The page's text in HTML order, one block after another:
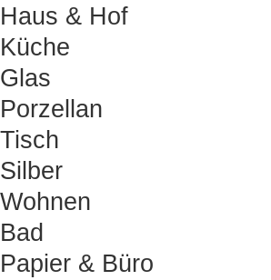
Haus & Hof
Küche
Glas
Porzellan
Tisch
Silber
Wohnen
Bad
Papier & Büro